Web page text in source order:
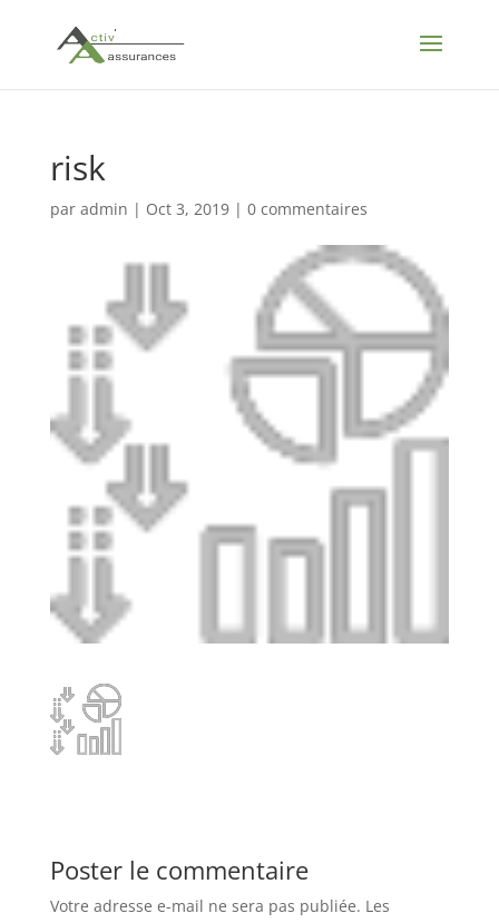
risk
par admin | Oct 3, 2019| 0 commentaires
Poster le commentaire
Votre adresse e-mail ne sera pas publiée. Les